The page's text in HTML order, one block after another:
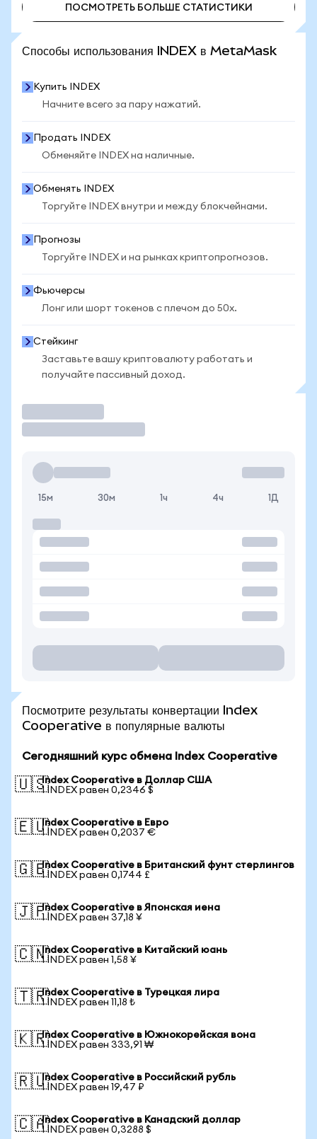
ПОСМОТРЕТЬ БОЛЬШЕ СТАТИСТИКИ
Способы использования INDEX в MetaMask
Купить INDEX
Начните всего за пару нажатий.
Продать INDEX
Обменяйте INDEX на наличные.
Обменять INDEX
Торгуйте INDEX внутри и между блокчейнами.
Прогнозы
Торгуйте INDEX и на рынках криптопрогнозов.
Фьючерсы
Лонг или шорт токенов с плечом до 50x.
Стейкинг
Заставьте вашу криптовалюту работать и
получайте пассивный доход.
15м 30м 1ч 4ч 1Д
Посмотрите результаты конвертации Index
Cooperative в популярные валюты
Сегодняшний курс обмена Index Cooperative
🇺🇸Index Cooperative в Доллар США
1 INDEX равен 0,2346 $
🇪🇺Index Cooperative в Евро
1 INDEX равен 0,2037 €
🇬🇧Index Cooperative в Британский фунт стерлингов
1 INDEX равен 0,1744 £
🇯🇵Index Cooperative в Японская иена
1 INDEX равен 37,18 ¥
🇨🇳Index Cooperative в Китайский юань
1 INDEX равен 1,58 ¥
🇹🇷Index Cooperative в Турецкая лира
1 INDEX равен 11,18 ₺
🇰🇷Index Cooperative в Южнокорейская вона
1 INDEX равен 333,91 ₩
🇷🇺Index Cooperative в Российский рубль
1 INDEX равен 19,47 ₽
🇨🇦Index Cooperative в Канадский доллар
1 INDEX равен 0,3288 $